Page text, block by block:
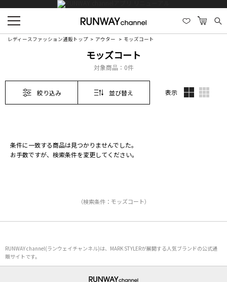
レディースファッション通販トップ アウター モッズコート
モッズコート
対象商品： 0件
絞り込み 並び替え 表示
条件に一致する商品は見つかりませんでした。
お手数ですが、検索条件を変更してください。
（検索条件：モッズコート）
RUNWAY channel(ランウェイチャンネル)は、MARK STYLERが展開する人気ブランドの公式通
販サイトです。